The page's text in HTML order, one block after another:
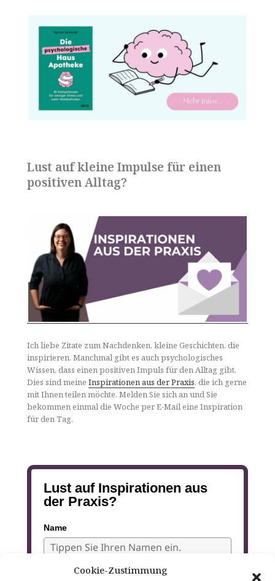
Cookie-Zustimmung
Lust auf kleine Impulse für einen
positiven Alltag?
Ich liebe Zitate zum Nachdenken, kleine Geschichten, die
inspirieren. Manchmal gibt es auch psychologisches
Wissen, dass einen positiven Impuls für den Alltag gibt.
Dies sind meineInspirationen aus der Praxis, die ich gerne
mit Ihnen teilen möchte. Melden Sie sich an und Sie
bekommen einmal die Woche per E-Mail eine Inspiration
für den Tag.
Lust auf Inspirationen aus
der Praxis?
Name